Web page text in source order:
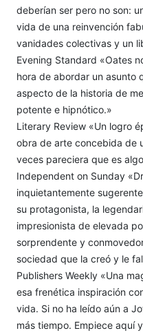
deberían ser pero no son:
vida de una reinvención
vanidades colectivas y un
Evening Standard «Oates
hora de abordar un asunto
aspecto de la historia de
potente e hipnótico.»
Literary Review «Un logro
obra de arte concebida de
veces pareciera que es
Independent on Sunday
inquietantemente
su protagonista, la
impresionista de elevada
sorprendente y
sociedad que la creó y le
Publishers Weekly «Una
esa frenética inspiración
vida. Si no ha leído aún a
más tiempo. Empiece aquí